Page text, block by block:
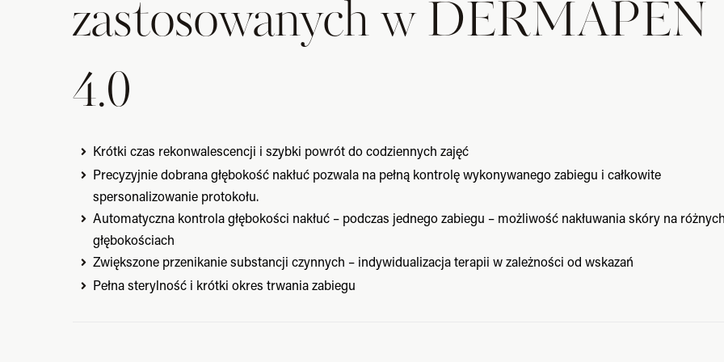
zastosowanych w DERMAPEN
4.0
Krótki czas rekonwalescencji i szybki powrót do codziennych zajęć
Precyzyjnie dobrana głębokość nakłuć pozwala na pełną kontrolę wykonywanego zabiegu i całkowite
spersonalizowanie protokołu.
Automatyczna kontrola głębokości nakłuć – podczas jednego zabiegu – możliwość nakłuwania skóry na
głębokościach
Zwiększone przenikanie substancji czynnych – indywidualizacja terapii w zależności od wskazań
Pełna sterylność i krótki okres trwania zabiegu